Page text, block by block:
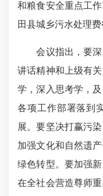
和粮食安全重点工
田县城乡污水处理
会议指出，要深
讲话精神和上级有
学，深入思考学，
各项工作部署落到
展。要坚决打赢污
加强文化和自然遗
绿色转型。要加强
在全社会营造尊师